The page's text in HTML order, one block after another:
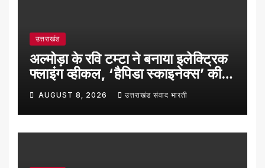
उत्तराखंड
अल्मोड़ा के रवि टम्टा ने बनाया इलेक्ट्रिक
फ्लाइंग व्हीकल, ‘हैपिडा स्काइनेक्स’ की
सफल ट्रायल उड़ान
AUGUST 8, 2026 उत्तराखंड संवाद भारती